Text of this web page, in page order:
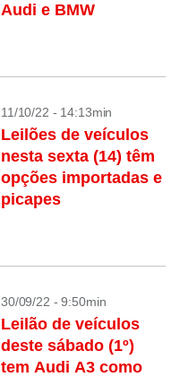
Audi e BMW
11/10/22 - 14:13min
Leilões de veículos
nesta sexta (14) têm
opções importadas e
picapes
30/09/22 - 9:50min
Leilão de veículos
deste sábado (1º)
tem Audi A3 como